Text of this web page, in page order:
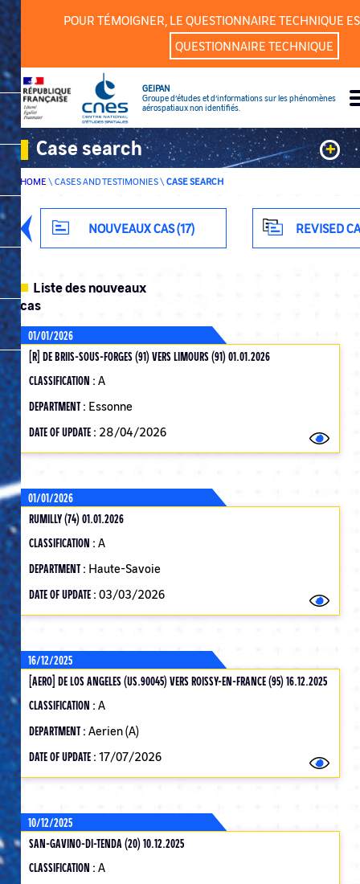
POUR TÉMOIGNER, LE QUESTIONNAIRE TECHNIQUE
QUESTIONNAIRE TECHNIQUE
GEIPAN
Groupe d’études et d’informations sur les phénomènes
aérospatiaux non identifiés.
Case search +
Keywords
Classification
ADVANCED SEARCH
NOUVEAUX CAS (17) REVISED
HOME \ CASES AND TESTIMONIES\ CASE SEARCH
Liste des nouveaux
cas
01/01/2026
[R] DE BRIIS-SOUS-FORGES (91) VERS LIMOURS (91) 01.01.2026
CLASSIFICATION : A
DEPARTMENT : Essonne
DATE OF UPDATE : 28/04/2026
01/01/2026
RUMILLY (74) 01.01.2026
CLASSIFICATION : A
DEPARTMENT : Haute-Savoie
DATE OF UPDATE : 03/03/2026
16/12/2025
[AERO] DE LOS ANGELES (US.90045) VERS ROISSY-EN-FRANCE (95) 16.12.2025
CLASSIFICATION : A
DEPARTMENT : Aerien (A)
DATE OF UPDATE : 17/07/2026
10/12/2025
SAN-GAVINO-DI-TENDA (20) 10.12.2025
CLASSIFICATION : A